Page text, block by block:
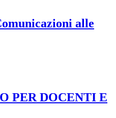
alle
PER DOCENTI E